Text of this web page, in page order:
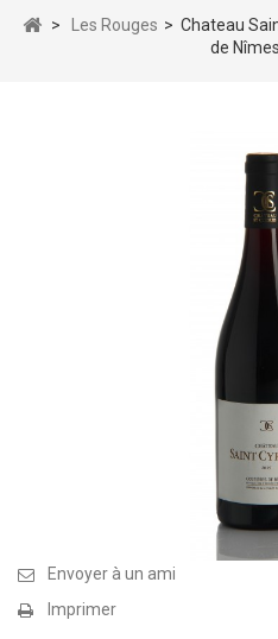
> Les Rouges > Chateau
de
Envoyer à un ami
Imprimer